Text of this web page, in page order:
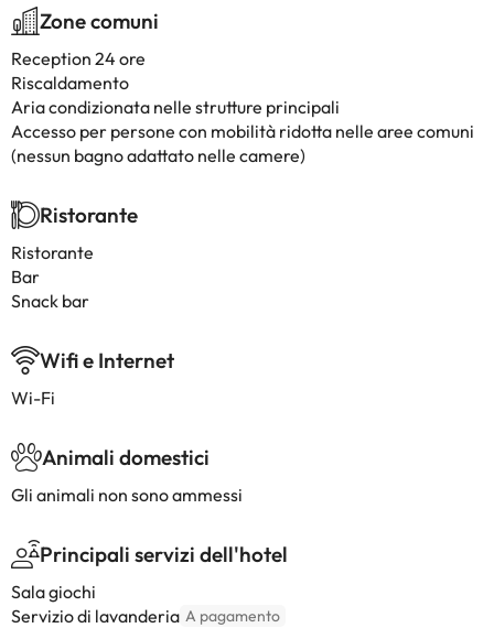
Zone comuni
Reception 24 ore
Riscaldamento
Aria condizionata nelle strutture principali
Accesso per persone con mobilità ridotta nelle aree comuni
(nessun bagno adattato nelle camere)
Ristorante
Ristorante
Bar
Snack bar
Wifi e Internet
Wi-Fi
Animali domestici
Gli animali non sono ammessi
Principali servizi dell'hotel
Sala giochi
Servizio di lavanderia A pagamento